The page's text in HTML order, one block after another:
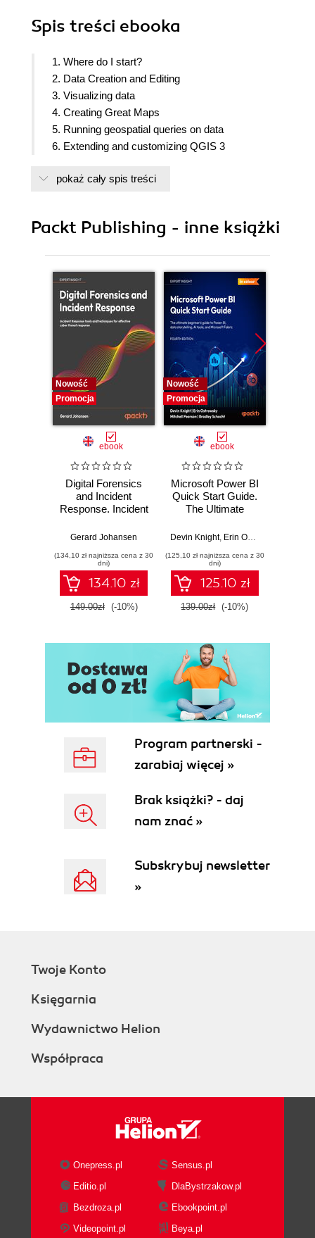
Spis treści ebooka
1. Where do I start?
2. Data Creation and Editing
3. Visualizing data
4. Creating Great Maps
5. Running geospatial queries on data
6. Extending and customizing QGIS 3
pokaż cały spis treści
Packt Publishing - inne książki
Nowość
Promocja
ebook
Digital Forensics
and Incident
Response. Incident
and techniques for
threat response -
Fourth Edition
Gerard Johansen
(134,10 zł najniższa cena z 30
dni)
134.10 zł
149.00zł (-10%)
Nowość
Promocja
ebook
Microsoft Power BI
Quick Start Guide.
The Ultimate
to Power BI, Data
Tools, and
Microsoft Fabric -
Fourth Edition
Devin Knight, Erin Ostrowsky
(125,10 zł najniższa cena z 30
dni)
125.10 zł
139.00zł (-10%)
Program partnerski -
zarabiaj więcej »
Brak książki? - daj
nam znać »
Subskrybuj newsletter
»
Twoje Konto
Księgarnia
Wydawnictwo Helion
Współpraca
Onepress.pl
Sensus.pl
Editio.pl
DlaBystrzakow.pl
Bezdroza.pl
Ebookpoint.pl
Videopoint.pl
Beya.pl